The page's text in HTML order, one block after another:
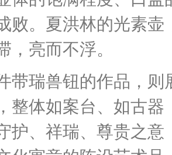
败。夏洪林的光素
，亮而不浮。
瑞兽钮的作品，则
整体如案台、如古
护、祥瑞、尊贵之